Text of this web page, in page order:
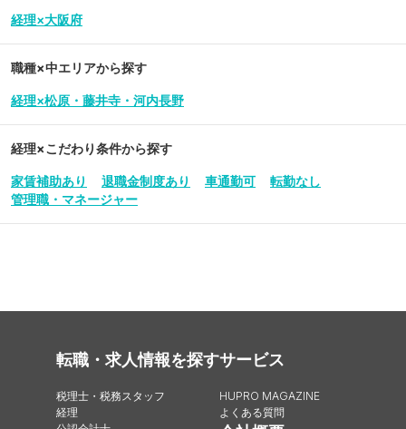
経理×大阪府
職種×中エリアから探す
経理×松原・藤井寺・河内長野
経理×こだわり条件から探す
家賃補助あり 退職金制度あり 車通勤可
転勤なし
管理職・マネージャー
転職・求人情報を探す
税理士・税務スタッフ
経理
サービス
HUPRO MAGAZINE
よくある質問